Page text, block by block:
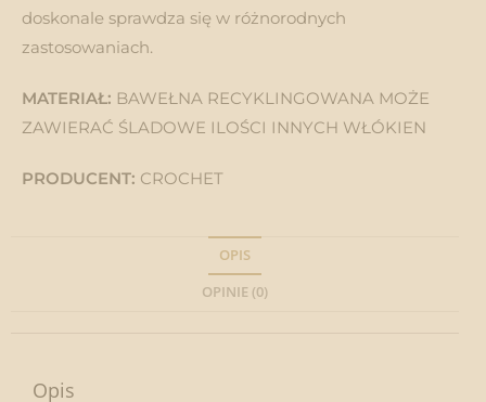
doskonale sprawdza się w różnorodnych
zastosowaniach.
MATERIAŁ: BAWEŁNA RECYKLINGOWANA MOŻE
ZAWIERAĆ ŚLADOWE ILOŚCI INNYCH WŁÓKIEN
PRODUCENT: CROCHET
OPIS
OPINIE (0)
Opis